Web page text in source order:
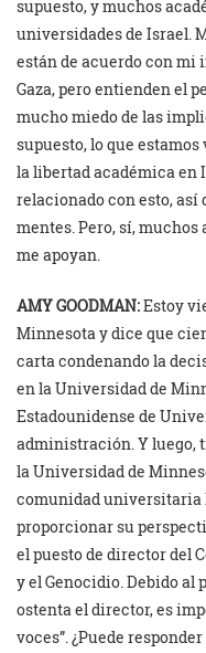
supuesto, y muchos
universidades de Israel.
están de acuerdo con mi
Gaza, pero entienden el
mucho miedo de las
supuesto, lo que
la libertad académica en
relacionado con esto, así
mentes. Pero, sí,
me apoyan.
AMY GOODMAN:Estoy
Minnesota y dice que
carta condenando la
en la Universidad de
Estadounidense de
administración. Y luego,
la Universidad de
comunidad universitaria
proporcionar su
el puesto de director del
y el Genocidio. Debido al
ostenta el director, es
voces”. ¿Puede